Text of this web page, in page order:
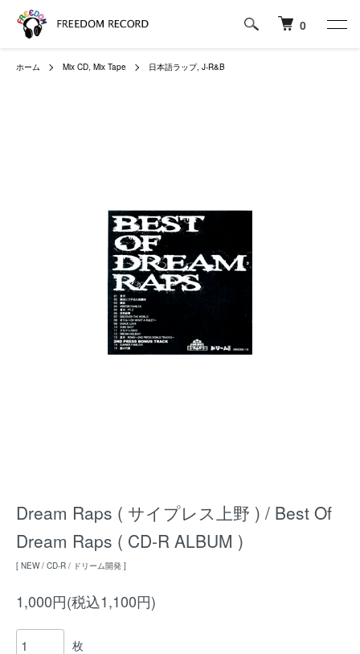
0
ホーム Mix CD, Mix Tape 日本語ラップ, J-R&B
Dream Raps ( サイプレス上野 ) / Best Of
Dream Raps ( CD-R ALBUM )
[ NEW / CD-R / ドリーム開発 ]
1,000円(税込1,100円)
枚